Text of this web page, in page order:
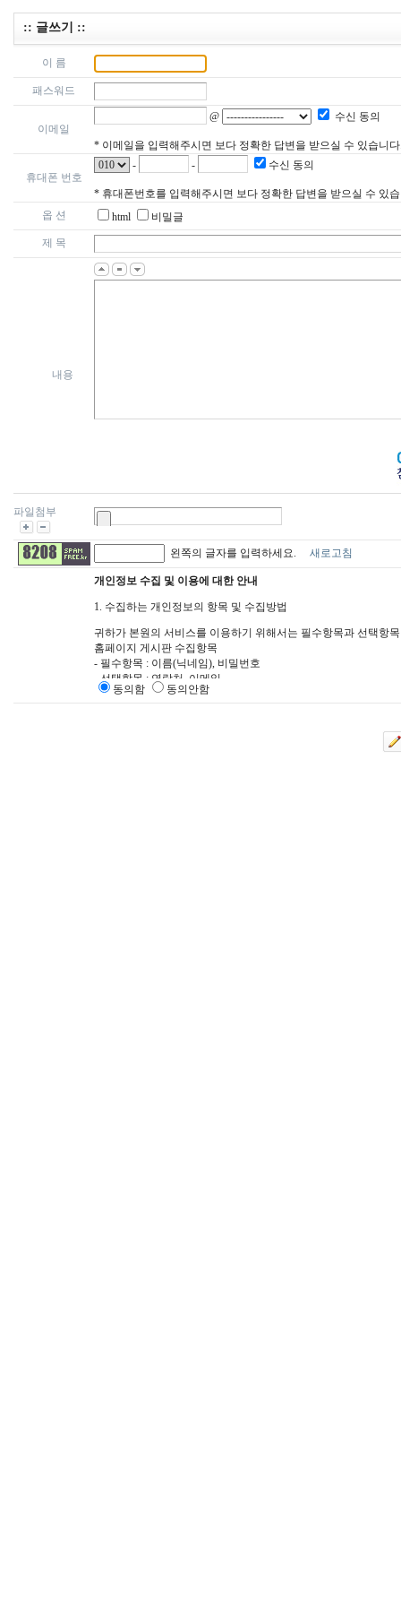
:: 글쓰기 ::
이 름
패스워드
이메일
@ 수신 동의
* 이메일을 입력해주시면 보다 정확한 답변을 받으실 수 있습니
휴대폰 번호
- - 수신 동의
* 휴대폰번호를 입력해주시면 보다 정확한 답변을 받으실 수 있
옵 션
html 비밀글
제 목
내용
파일첨부
왼쪽의 글자를 입력하세요. 새로고침
개인정보 수집 및 이용에 대한 안내
1. 수집하는 개인정보의 항목 및 수집방법
귀하가 본원의 서비스를 이용하기 위해서는 필수항목과 선택항
홈페이지 게시판 수집항목
- 필수항목 : 이름(닉네임), 비밀번호
- 선택항목 : 연락처, 이메일
2. 개인정보의 수집 및 이용목적
본원은 수집한 개인정보를 다음의 목적을 위해 활용합니다. 이
동의함 동의안함